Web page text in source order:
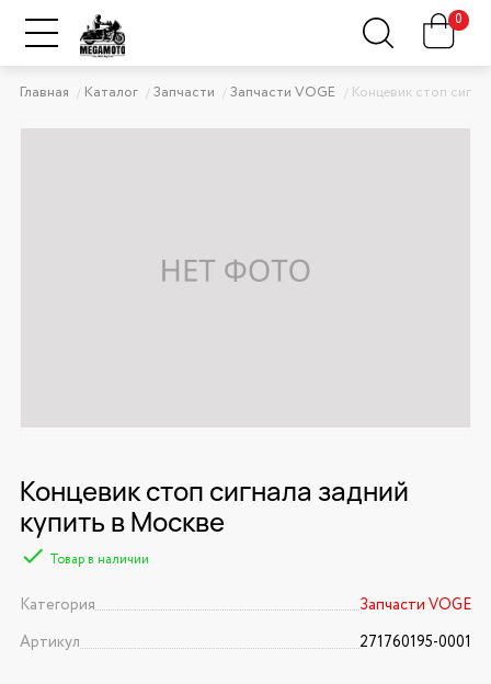
0
Главная Каталог Запчасти Запчасти VOGE Концевик стоп
Концевик стоп сигнала задний
купить в Москве
Товар в наличии
Категория
Запчасти VOGE
Артикул
271760195-0001